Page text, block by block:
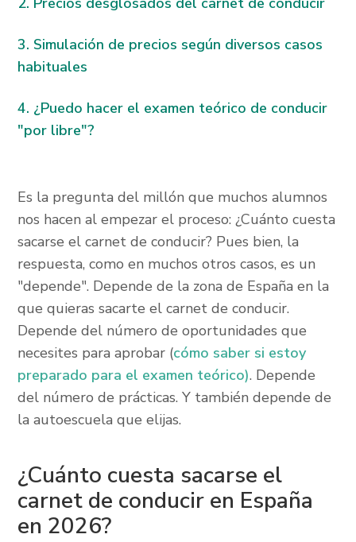
Simulación de precios según diversos casos
habituales
¿Puedo hacer el examen teórico de conducir
"por libre"?
Es la pregunta del millón que muchos alumnos
nos hacen al empezar el proceso: ¿Cuánto cuesta
sacarse el carnet de conducir? Pues bien, la
respuesta, como en muchos otros casos, es un
"depende". Depende de la zona de España en la
que quieras sacarte el carnet de conducir.
Depende del número de oportunidades que
necesites para aprobar (cómo saber si estoy
preparado para el examen teórico). Depende
del número de prácticas. Y también depende de
la autoescuela que elijas.
¿Cuánto cuesta sacarse el
carnet de conducir en España
en 2026?